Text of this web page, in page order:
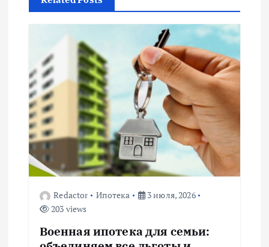
а
и
я
п
о
Redactor Ипотека
3 июля, 2026
203 views
Военная ипотека для семьи: